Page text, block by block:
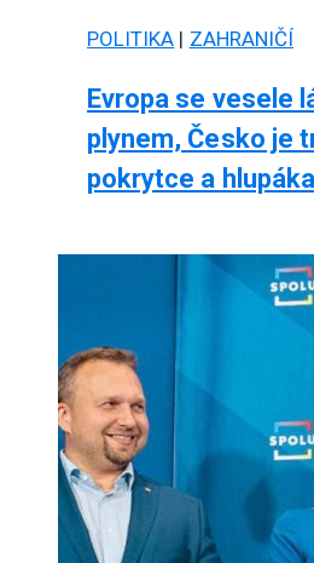
POLITIKA | ZAHRANIČÍ
Evropa se vesele
plynem, Česko je
pokrytce a